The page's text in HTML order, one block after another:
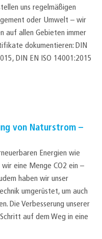
uns regelmäßigen
oder Umwelt – wir
auf allen Gebieten immer
dokumentieren: DIN
DIN EN ISO 14001:2015
von Naturstrom –
Energien wie
eine Menge CO2 ein –
haben wir unser
umgerüstet, um auch
Die Verbesserung unserer
auf dem Weg in eine